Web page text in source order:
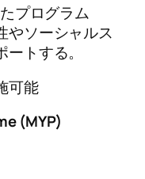
プログラム
やソーシャルス
トする。
可能
(MYP)